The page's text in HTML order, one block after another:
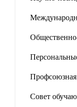
Профсоюзная
Совет